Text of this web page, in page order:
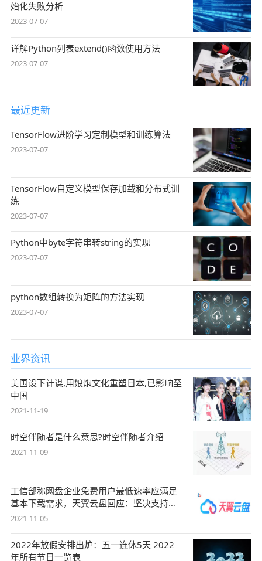
始化失败分析
2023-07-07
详解Python列表extend()函数使用方法
2023-07-07
最近更新
TensorFlow进阶学习定制模型和训练算法
2023-07-07
TensorFlow自定义模型保存加载和分布式训
练
2023-07-07
Python中byte字符串转string的实现
2023-07-07
python数组转换为矩阵的方法实现
2023-07-07
业界资讯
美国设下计谋,用娘炮文化重塑日本,已影响至
中国
2021-11-19
时空伴随者是什么意思?时空伴随者介绍
2021-11-09
工信部称网盘企业免费用户最低速率应满足
基本下载需求，天翼云盘回应：坚决支持，
始终
2021-11-05
2022年放假安排出炉：五一连休5天 2022
年所有节日一览表